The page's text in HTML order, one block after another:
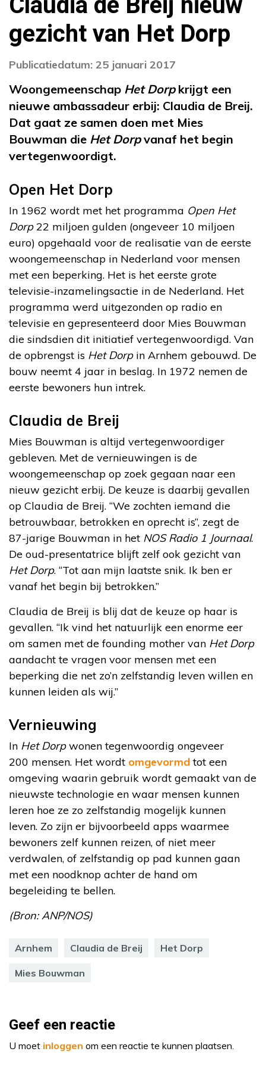
gezicht van Het Dorp
Publicatiedatum: 25 januari 2017
Woongemeenschap Het Dorpkrijgt een
nieuwe ambassadeur erbij: Claudia de Breij.
Dat gaat ze samen doen met Mies
Bouwman die Het Dorpvanaf het begin
vertegenwoordigt.
Open Het Dorp
In 1962 wordt met het programma Open Het
Dorp22 miljoen gulden (ongeveer 10 miljoen
euro) opgehaald voor de realisatie van de eerste
woongemeenschap in Nederland voor mensen
met een beperking. Het is het eerste grote
televisie-inzamelingsactie in de Nederland. Het
programma werd uitgezonden op radio en
televisie en gepresenteerd door Mies Bouwman
die sindsdien dit initiatief vertegenwoordigd. Van
de opbrengst is Het Dorpin Arnhem gebouwd. De
bouw neemt 4 jaar in beslag. In 1972 nemen de
eerste bewoners hun intrek.
Claudia de Breij
Mies Bouwman is altijd vertegenwoordiger
gebleven. Met de vernieuwingen is de
woongemeenschap op zoek gegaan naar een
nieuw gezicht erbij. De keuze is daarbij gevallen
op Claudia de Breij. “We zochten iemand die
betrouwbaar, betrokken en oprecht is”, zegt de
87-jarige Bouwman in het NOS Radio 1 Journaal.
De oud-presentatrice blijft zelf ook gezicht van
Het Dorp. “Tot aan mijn laatste snik. Ik ben er
vanaf het begin bij betrokken.”
Claudia de Breij is blij dat de keuze op haar is
gevallen. “Ik vind het natuurlijk een enorme eer
om samen met de founding mother van Het Dorp
aandacht te vragen voor mensen met een
beperking die net zo’n zelfstandig leven willen en
kunnen leiden als wij.”
Vernieuwing
In Het Dorpwonen tegenwoordig ongeveer
200 mensen. Het wordt omgevormdtot een
omgeving waarin gebruik wordt gemaakt van de
nieuwste technologie en waar mensen kunnen
leren hoe ze zo zelfstandig mogelijk kunnen
leven. Zo zijn er bijvoorbeeld apps waarmee
bewoners zelf kunnen reizen, of niet meer
verdwalen, of zelfstandig op pad kunnen gaan
met een noodknop achter de hand om
begeleiding te bellen.
(Bron: ANP/NOS)
Arnhem Claudia de Breij Het Dorp
Mies Bouwman
Geef een reactie
U moet inloggen om een reactie te kunnen plaatsen.